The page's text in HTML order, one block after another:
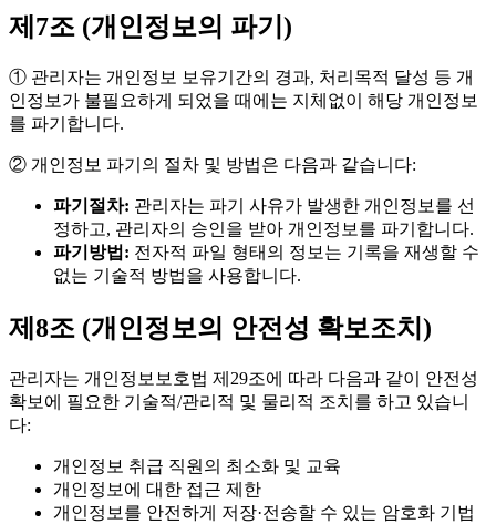
제7조 (개인정보의 파기)
① 관리자는 개인정보 보유기간의 경과, 처리목적 달성 등 개
인정보가 불필요하게 되었을 때에는 지체없이 해당 개인정보
를 파기합니다.
② 개인정보 파기의 절차 및 방법은 다음과 같습니다:
파기절차: 관리자는 파기 사유가 발생한 개인정보를 선
정하고, 관리자의 승인을 받아 개인정보를 파기합니다.
파기방법: 전자적 파일 형태의 정보는 기록을 재생할 수
없는 기술적 방법을 사용합니다.
제8조 (개인정보의 안전성 확보조치)
관리자는 개인정보보호법 제29조에 따라 다음과 같이 안전성
확보에 필요한 기술적/관리적 및 물리적 조치를 하고 있습니
다:
개인정보 취급 직원의 최소화 및 교육
개인정보에 대한 접근 제한
개인정보를 안전하게 저장·전송할 수 있는 암호화 기법